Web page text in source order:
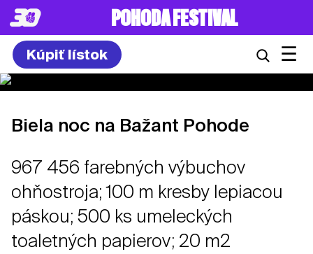
POHODA FESTIVAL
Kúpiť lístok ☰
Biela noc na Bažant Pohode
967 456 farebných výbuchov
ohňostroja; 100 m kresby lepiacou
páskou; 500 ks umeleckých
toaletných papierov; 20 m2